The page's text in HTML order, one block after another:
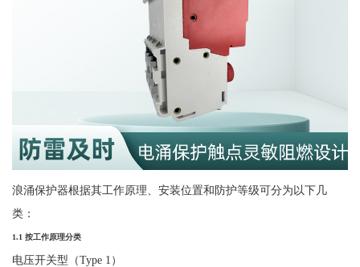
浪涌保护器根据其工作原理、安装位置和防护等级可分为以下几
类：
1.1 按工作原理分类
电压开关型（Type 1 ）